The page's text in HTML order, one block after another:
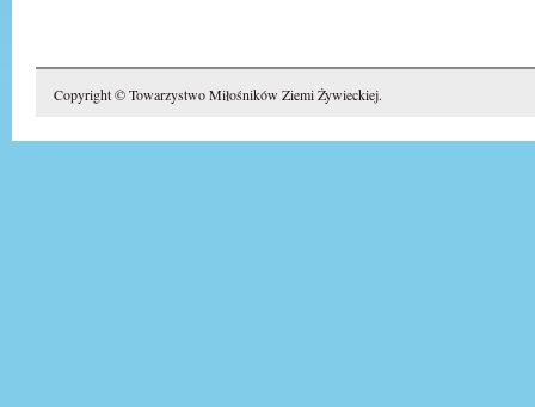
Copyright © Towarzystwo Miłośników Ziemi Żywieckiej.